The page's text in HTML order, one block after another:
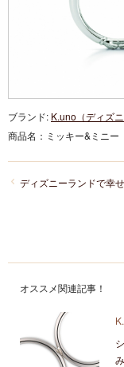
ブランド: K.uno（ディズ
商品名： ミッキー&ミニー
ディズニーランドで幸せプロポーズ結婚指輪はシンプル可愛い
オススメ関連記事！